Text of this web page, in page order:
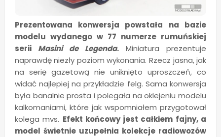
Prezentowana konwersja powstała na bazie
modelu wydanego w 77 numerze rumuńskiej
serii Masini de Legenda. Miniatura prezentuje
naprawdę niezły poziom wykonania. Rzecz jasna, jak
na serię gazetową nie uniknięto uproszczeń, co
widać najlepiej na przykładzie felg. Sama konwersja
była banalnie prosta i polegała na oklejeniu modelu
kalkomaniami, które jak wspomniałem przygotował
kolega mvs. Efekt końcowy jest całkiem fajny, a
model świetnie uzupełnia kolekcje radiowozów